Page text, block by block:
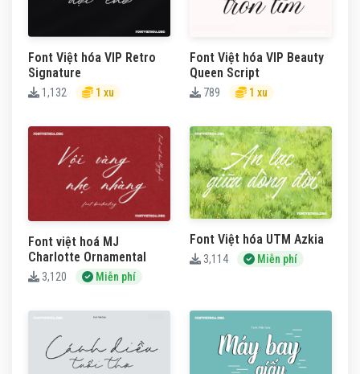
Font Việt hóa VIP Retro
Signature
1,132 1 xu
Font Việt hóa VIP Beauty
Queen Script
789 1 xu
Font việt hoá MJ
Charlotte Ornamental
3,120 Miễn phí
Font Việt hóa UTM Azkia
3,114 Miễn phí